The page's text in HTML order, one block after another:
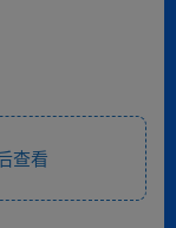
查看